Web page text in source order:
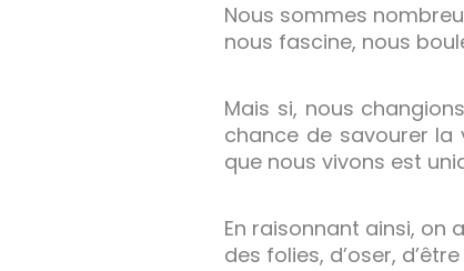
Nous sommes
nous fascine, nous
Mais si, nous
chance de savourer la
que nous vivons est
En raisonnant ainsi, on
des folies, d’oser,